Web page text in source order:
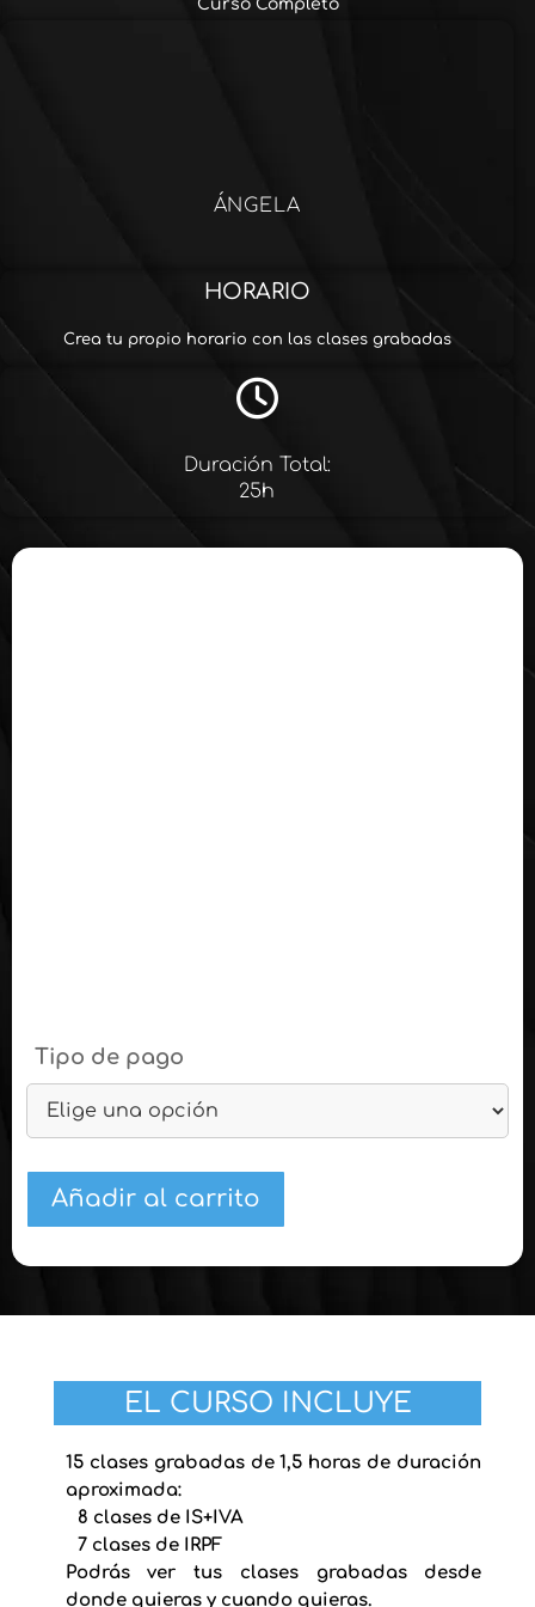
Curso Completo
ÁNGELA
HORARIO
Crea tu propio horario con las clases grabadas
Duración Total:
25h
Tipo de pago
Añadir al carrito
EL CURSO INCLUYE
15 clases grabadas de 1,5 horas de duración
aproximada:
8 clases de IS+IVA
7 clases de IRPF
Podrás ver tus clases grabadas desde
donde quieras y cuando quieras.